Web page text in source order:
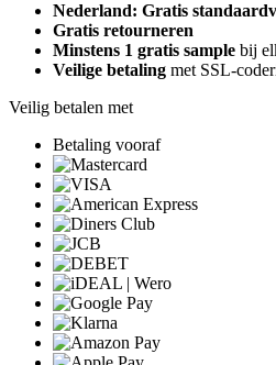
Nederland: Gratis
Gratis retourneren
Minstens 1 gratis sample bij
Veilige betaling met SSL-
Veilig betalen met
Betaling vooraf